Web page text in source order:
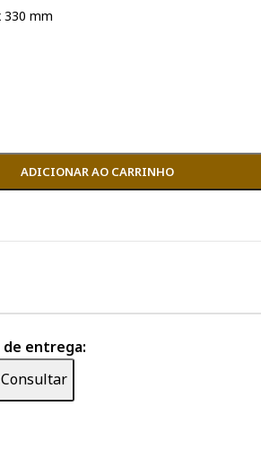
330 mm
ADICIONAR AO CARRINHO
entrega:
Consultar